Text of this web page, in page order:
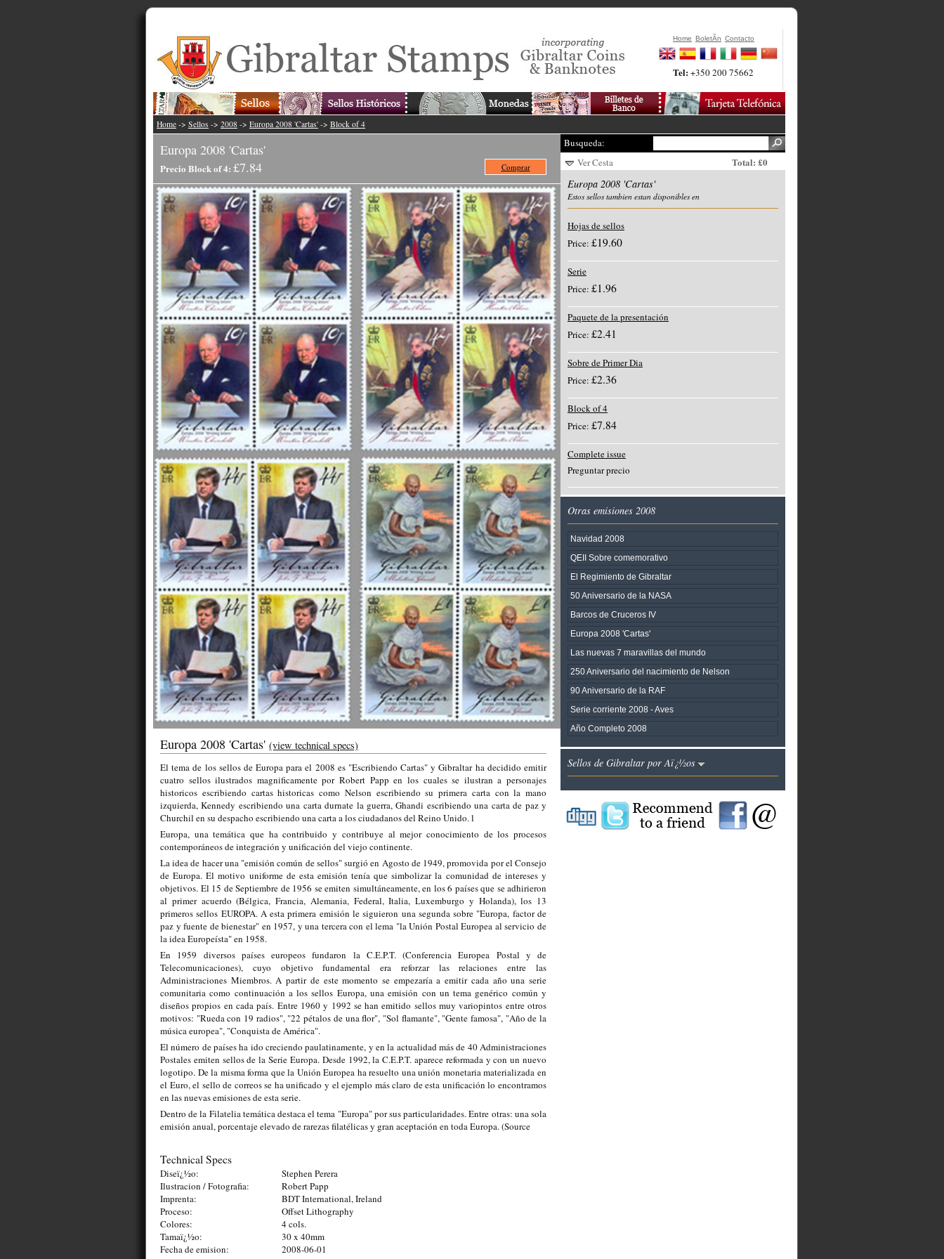
Home BoletÃ­n Contacto
Tel:+350 200 75662
Home -> Sellos -> 2008 -> Europa 2008 'Cartas' -> Block of 4
Europa 2008 'Cartas'
Precio Block of 4: £7.84 Comprar
Europa 2008 'Cartas' (view technical specs)
El tema de los sellos de Europa para el 2008 es "Escribiendo Cartas" y Gibraltar ha decidido emitir
cuatro sellos ilustrados magnificamente por Robert Papp en los cuales se ilustran a personajes
historicos escribiendo cartas historicas como Nelson escribiendo su primera carta con la mano
izquierda, Kennedy escribiendo una carta durnate la guerra, Ghandi escribiendo una carta de paz y
Churchil en su despacho escribiendo una carta a los ciudadanos del Reino Unido. l
Europa, una temática que ha contribuido y contribuye al mejor conocimiento de los procesos
contemporáneos de integración y unificación del viejo continente.
La idea de hacer una "emisión común de sellos" surgió en Agosto de 1949, promovida por el Consejo
de Europa. El motivo uniforme de esta emisión tenía que simbolizar la comunidad de intereses y
objetivos. El 15 de Septiembre de 1956 se emiten simultáneamente, en los 6 países que se adhirieron
al primer acuerdo (Bélgica, Francia, Alemania, Federal, Italia, Luxemburgo y Holanda), los 13
primeros sellos EUROPA. A esta primera emisión le siguieron una segunda sobre "Europa, factor de
paz y fuente de bienestar" en 1957, y una tercera con el lema "la Unión Postal Europea al servicio de
la idea Europeísta" en 1958.
En 1959 diversos países europeos fundaron la C.E.P.T. (Conferencia Europea Postal y de
Telecomunicaciones), cuyo objetivo fundamental era reforzar las relaciones entre las
Administraciones Miembros. A partir de este momento se empezaría a emitir cada año una serie
comunitaria como continuación a los sellos Europa, una emisión con un tema genérico común y
diseños propios en cada país. Entre 1960 y 1992 se han emitido sellos muy variopintos entre otros
motivos: "Rueda con 19 radios", "22 pétalos de una flor", "Sol flamante", "Gente famosa", "Año de la
música europea", "Conquista de América".
El número de países ha ido creciendo paulatinamente, y en la actualidad más de 40 Administraciones
Postales emiten sellos de la Serie Europa. Desde 1992, la C.E.P.T. aparece reformada y con un nuevo
logotipo. De la misma forma que la Unión Europea ha resuelto una unión monetaria materializada en
el Euro, el sello de correos se ha unificado y el ejemplo más claro de esta unificación lo encontramos
en las nuevas emisiones de esta serie.
Dentro de la Filatelia temática destaca el tema "Europa" por sus particularidades. Entre otras: una sola
emisión anual, porcentaje elevado de rarezas filatélicas y gran aceptación en toda Europa. (Source
Technical Specs
Diseï¿½o:
Stephen Perera
Ilustracion / Fotografia:
Robert Papp
Imprenta:
BDT International, Ireland
Proceso:
Offset Lithography
Colores:
4 cols.
Tamaï¿½o:
30 x 40mm
Fecha de emision:
2008-06-01
Busqueda:
Ver Cesta
Total: £0
Europa 2008 'Cartas'
Estos sellos tambien estan disponibles en
Hojas de sellos
Price: £19.60
Serie
Price: £1.96
Paquete de la presentación
Price: £2.41
Sobre de Primer Dia
Price: £2.36
Block of 4
Price: £7.84
Complete issue
Preguntar precio
Otras emisiones 2008
Navidad 2008
QEII Sobre comemorativo
El Regimiento de Gibraltar
50 Aniversario de la NASA
Barcos de Cruceros IV
Europa 2008 'Cartas'
Las nuevas 7 maravillas del mundo
250 Aniversario del nacimiento de Nelson
90 Aniversario de la RAF
Serie corriente 2008 - Aves
Año Completo 2008
Sellos de Gibraltar por Aï¿½os